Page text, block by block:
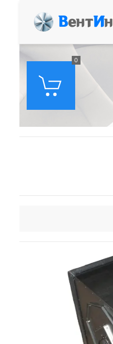
ВентИн
0